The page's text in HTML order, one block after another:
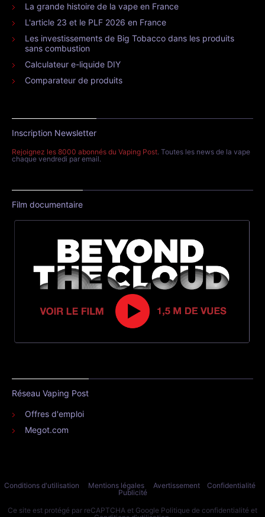
La grande histoire de la vape en France
L'article 23 et le PLF 2026 en France
Les investissements de Big Tobacco dans les produits
sans combustion
Calculateur e-liquide DIY
Comparateur de produits
Inscription Newsletter
Rejoignez les 8000 abonnés du Vaping Post. Toutes les news de la vape
chaque vendredi par email.
Film documentaire
Réseau Vaping Post
Offres d'emploi
Megot.com
Conditions d'utilisation Mentions légales Avertissement
Confidentialité
Publicité
Ce site est protégé par reCAPTCHA et Google Politique de confidentialité et